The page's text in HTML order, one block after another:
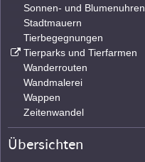
Sonnen- und Blumenuhren
Stadtmauern
Tierbegegnungen
Tierparks und Tierfarmen
Wanderrouten
Wandmalerei
Wappen
Zeitenwandel
Übersichten